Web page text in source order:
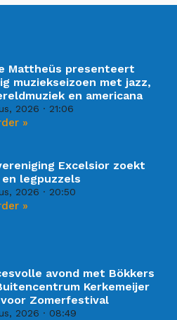
Mattheüs presenteert
muziekseizoen met jazz,
en americana
2026 21:06
»
Excelsior zoekt
legpuzzels
2026 20:50
»
avond met Bökkers
Kerkemeijer
Zomerfestival
2026 08:49